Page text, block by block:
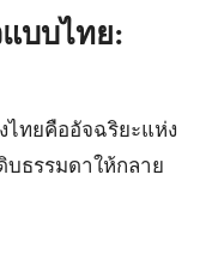
บบไทย:
ไทยคืออัจฉริยะแห่ง
บธรรมดาให้กลาย